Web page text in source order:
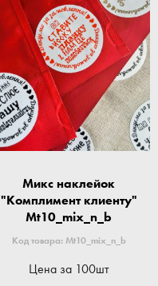
Микс наклейок
"Комплимент клиенту"
Mt10_mix_n_b
Код товара: Mt10_mix_n_b
Цена за 100шт